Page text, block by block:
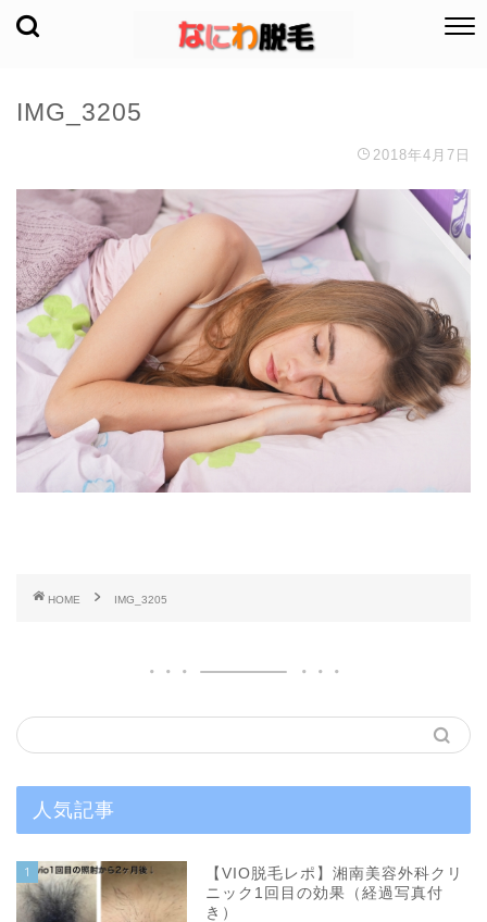
IMG_3205
2018年4月7日
HOME IMG_3205
人気記事
1
【VIO脱毛レポ】湘南美容外科クリ
ニック1回目の効果（経過写真付
き）